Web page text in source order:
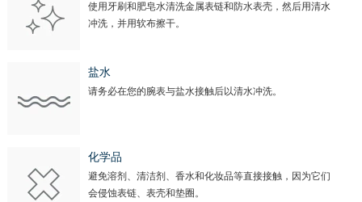
使用牙刷和肥皂水清洗金属表链和防水表壳，然后用清水
冲洗，并用软布擦干。
盐水
请务必在您的腕表与盐水接触后以清水冲洗。
化学品
避免溶剂、清洁剂、香水和化妆品等直接接触，因为它们
会侵蚀表链、表壳和垫圈。